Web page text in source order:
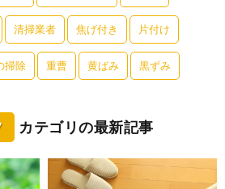
清掃業者 焦げ付き 片付け
掃除 重曹 黄ばみ 黒ずみ
カテゴリの最新記事